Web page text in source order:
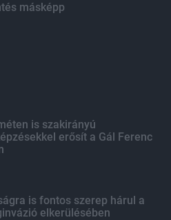
másképp
is szakirányú
erősít a Gál Ferenc
is fontos szerep hárul a
elkerülésében